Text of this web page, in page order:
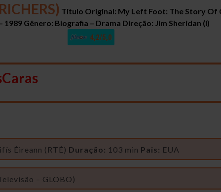
Titulo Original: My Left Foot: The Story Of
1989 Gênero: Biografia – Drama Direção: Jim Sheridan (I)
4,2/5,0
Éireann (RTÉ) Duração: 103 min Pais: EUA
– GLOBO)